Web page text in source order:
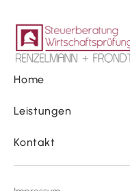
Home
Leistungen
Kontakt